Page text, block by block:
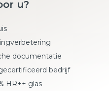
u?
documentatie
bedrijf
HR++ glas